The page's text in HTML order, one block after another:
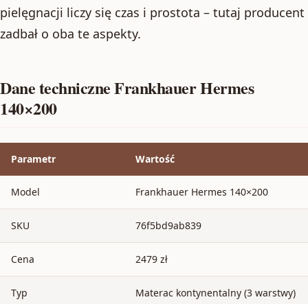
pielęgnacji liczy się czas i prostota – tutaj producent
zadbał o oba te aspekty.
Dane techniczne Frankhauer Hermes
140×200
Parametr Wartość
Model Frankhauer Hermes 140×200
SKU 76f5bd9ab839
Cena 2479 zł
Typ Materac kontynentalny (3 warstwy)